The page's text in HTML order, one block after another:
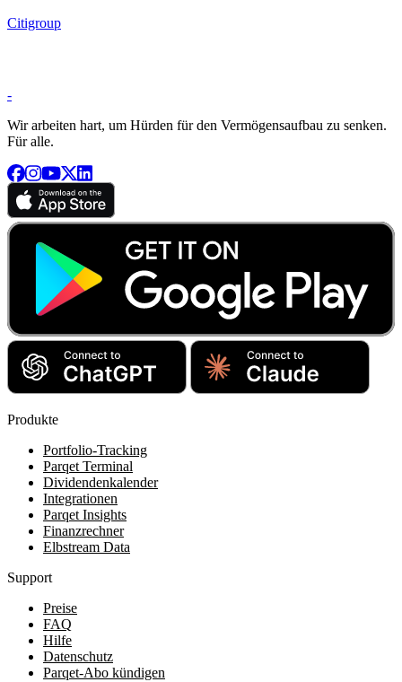
Citigroup
-
Wir arbeiten hart, um Hürden für den Vermögensaufbau zu senken.
Für alle.
Produkte
Portfolio-Tracking
Parqet Terminal
Dividendenkalender
Integrationen
Parqet Insights
Finanzrechner
Elbstream Data
Support
Preise
FAQ
Hilfe
Datenschutz
Parqet-Abo kündigen